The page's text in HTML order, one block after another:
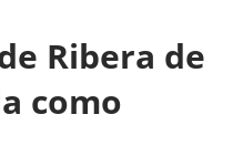
Ribera de
como